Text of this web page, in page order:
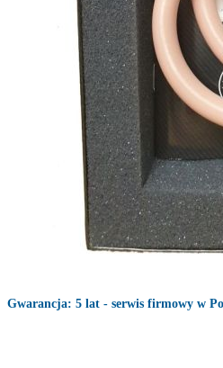
Gwarancja: 5 lat - serwis firmowy w